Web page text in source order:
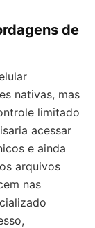
de
nativas, mas
limitado
acessar
e ainda
arquivos
nas